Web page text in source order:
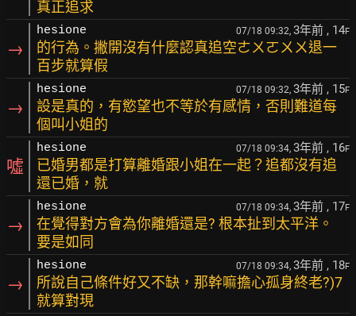
真正追求
→
hesione 07/18 09:32, 3年前 , 14F
的行為。撇開沒有什麼認真追空ㄜㄨㄛㄨㄨ退一
百步就算假
→
hesione 07/18 09:32, 3年前 , 15F
設是真的，有慾望也不等於有感情，否則難道每
個叫小姐的
噓
hesione 07/18 09:34, 3年前 , 16F
已婚男都是打算離婚跟小姐在一起？追都沒有追
還已婚，就
→
hesione 07/18 09:34, 3年前 , 17F
在覺得對方會為你離婚還是? 根本扯到太平洋。
要是如同
→
hesione 07/18 09:34, 3年前 , 18F
所說自己條件好又不缺，那幹嘛擔心孤身終老?)7
就算對現